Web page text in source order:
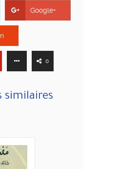
Google+
0
similaires